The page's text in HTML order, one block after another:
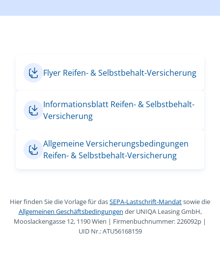
Flyer Reifen- & Selbstbehalt-Versicherung
Informationsblatt Reifen- & Selbstbehalt-
Versicherung
Allgemeine Versicherungsbedingungen
Reifen- & Selbstbehalt-Versicherung
Hier finden Sie die Vorlage für dasSEPA-Lastschrift-Mandatsowie die
Allgemeinen Geschäftsbedingungen der UNIQA Leasing GmbH,
Mooslackengasse 12, 1190 Wien | Firmenbuchnummer: 226092p |
UID Nr.: ATU56168159